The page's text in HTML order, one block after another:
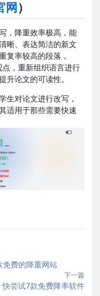
网 ）
，降重效率极高，能
晰、表达简洁的新文
复率较高的段落，
，重新组织语言进行
升论文的可读性。
生对论文进行改写，
适用于那些需要快速
费的降重网站
下一篇
尝试7款免费降率软件